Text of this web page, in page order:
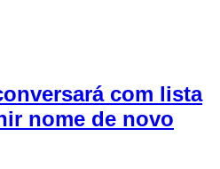
com lista
nome de novo